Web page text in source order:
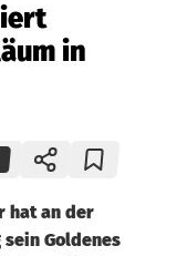
in
hat an der
Goldenes